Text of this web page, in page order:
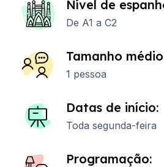
Nível de
De A1 a C2
Tamanho
1 pessoa
Datas de início:
Toda segunda-feira
Programação: